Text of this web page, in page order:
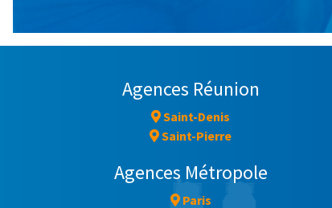
Agences Réunion
Saint-Denis
Saint-Pierre
Agences Métropole
Paris